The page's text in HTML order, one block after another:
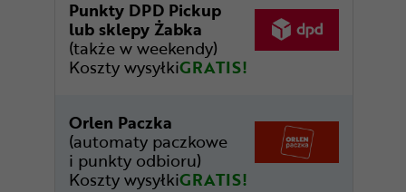
Punkty DPD Pickup
lub sklepy Żabka
(także w weekendy)
Koszty wysyłkiGRATIS!
Orlen Paczka
(automaty paczkowe
i punkty odbioru)
Koszty wysyłkiGRATIS!